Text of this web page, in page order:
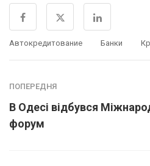
Автокредитование Банки
ПОПЕРЕДНЯ
В Одесі відбувся
форум